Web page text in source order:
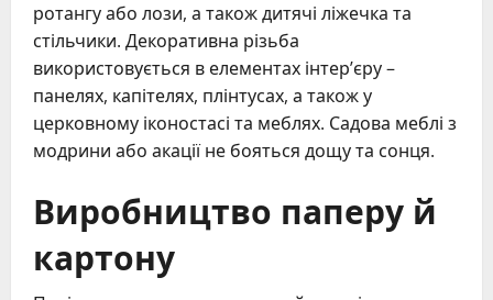
ротангу або лози, а також дитячі ліжечка та
стільчики. Декоративна різьба
використовується в елементах інтер’єру –
панелях, капітелях, плінтусах, а також у
церковному іконостасі та меблях. Садова меблі з
модрини або акації не бояться дощу та сонця.
Виробництво паперу й
картону